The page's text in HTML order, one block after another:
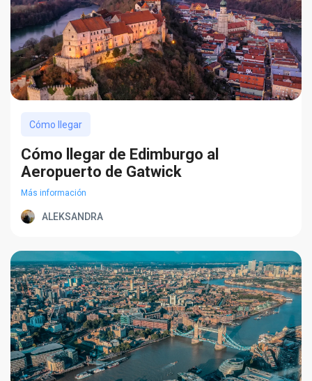
Cómo llegar
Cómo llegar de Edimburgo al
Aeropuerto de Gatwick
Más información
ALEKSANDRA